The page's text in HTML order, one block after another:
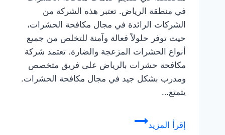
في منطقة الرياض. تعتبر هذه الشركة من
الشركات الرائدة في مجال مكافحة الحشرات،
حيث توفر حلولاً فعالة وآمنة للتخلص من جميع
أنواع الحشرات المزعجة والضارة. تعتمد شركة
مكافحة حشرات بالرياض على فريق متخصص
ومدرب بشكل جيد في مجال مكافحة الحشرات.
يتمتع…
إقرأ المزيدخدمات